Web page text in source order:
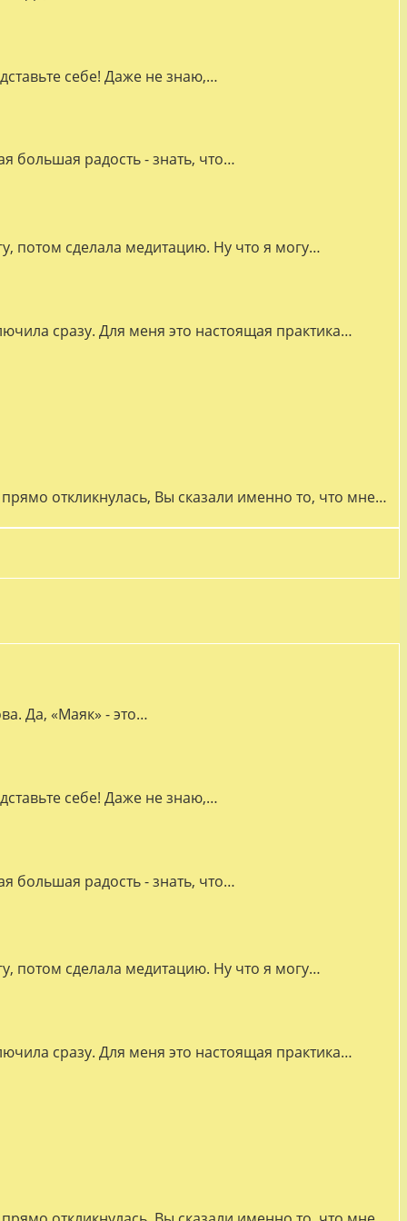
себе! Даже не знаю,…
большая радость - знать, что…
потом сделала медитацию. Ну что я могу…
сразу. Для меня это настоящая практика…
откликнулась, Вы сказали именно то, что мне…
Да, «Маяк» - это…
себе! Даже не знаю,…
большая радость - знать, что…
потом сделала медитацию. Ну что я могу…
сразу. Для меня это настоящая практика…